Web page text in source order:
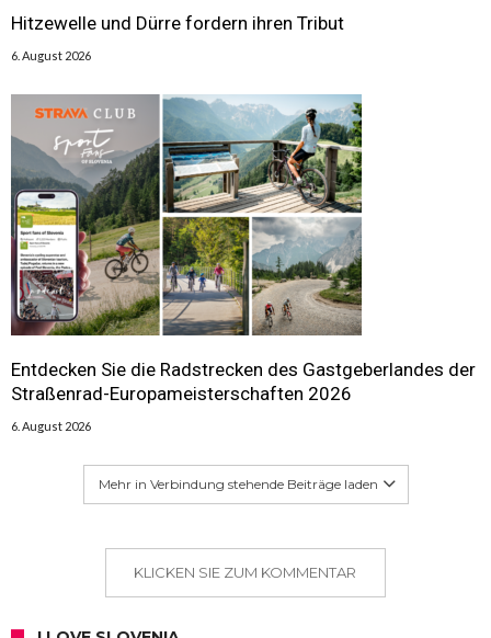
Hitzewelle und Dürre fordern ihren Tribut
6. August 2026
Entdecken Sie die Radstrecken des Gastgeberlandes der
Straßenrad-Europameisterschaften 2026
6. August 2026
Mehr in Verbindung stehende Beiträge laden
KLICKEN SIE ZUM KOMMENTAR